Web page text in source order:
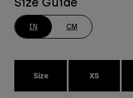
IN CM
Size XS